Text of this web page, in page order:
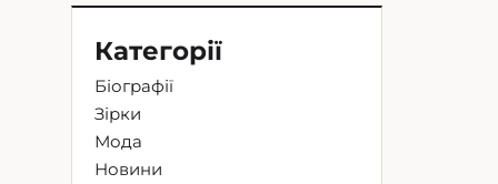
Категорії
Біографії
Зірки
Мода
Новини